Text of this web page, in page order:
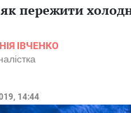
пережити
ІВЧЕНКО
14:44